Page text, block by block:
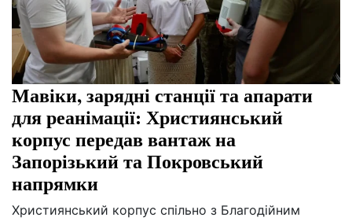
Мавіки, зарядні станції та апарати
для реанімації: Християнський
корпус передав вантаж на
Запорізький та Покровський
напрямки
Християнський корпус спільно з Благодійним